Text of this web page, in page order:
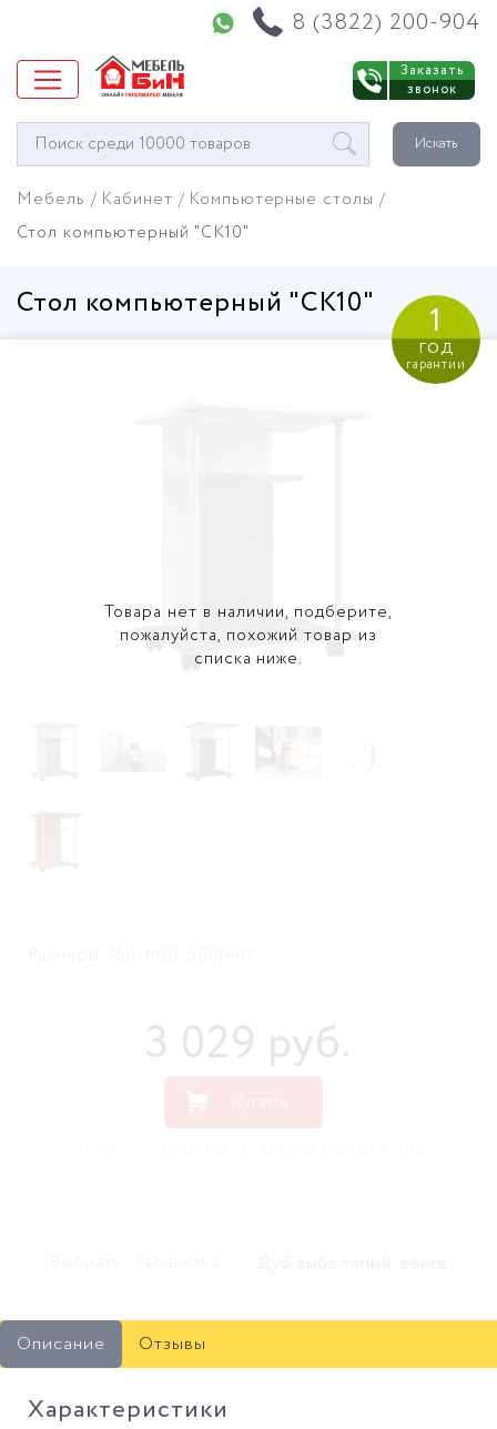
8 (3822) 200-904
Заказать
звонок
Окно
поиска
Искать
Мебель Кабинет
Компьютерные столы
Стол компьютерный "СК10"
Стол компьютерный "СК10" 1
год
гарантии
Товара нет в наличии, подберите,
пожалуйста, похожий товар из
списка ниже.
3 029 руб.
Описание Отзывы
Характеристики